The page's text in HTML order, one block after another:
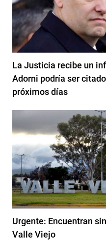
La Justicia recibe un
Adorni podría ser
próximos días
Urgente: Encuentran
Valle Viejo